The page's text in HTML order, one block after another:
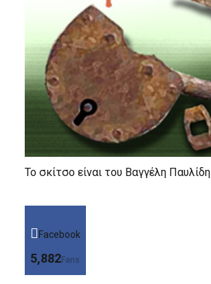
Το σκίτσο είναι του Βαγγέλη Παυλίδη
Facebook
5,882Fans